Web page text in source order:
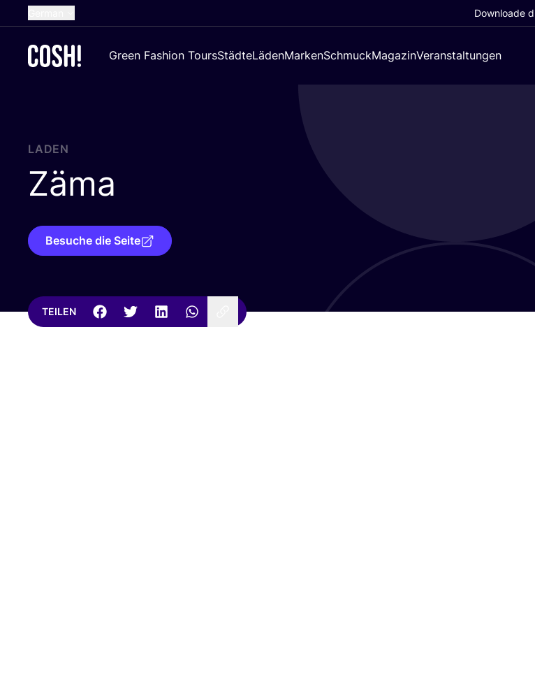
Dutch
Croatian
Downloade
Green Fashion ToursStädteLädenMarkenSchmuckMagazinVeranstaltungen
LADEN
Zäma
Besuche die Seite
TEILEN